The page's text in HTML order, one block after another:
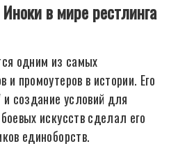
в мире рестлинга
одним из самых
и промоутеров в истории. Его
и создание условий для
искусств сделал его
единоборств.